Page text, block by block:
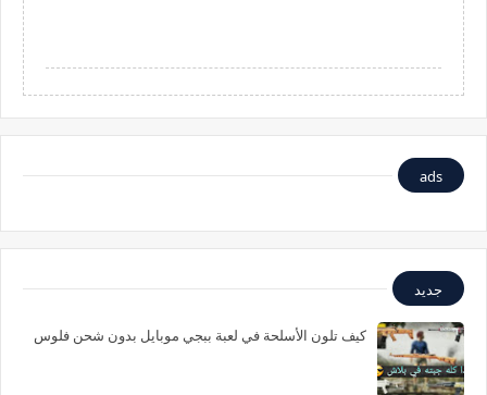
ads
جديد
كيف تلون الأسلحة في لعبة ببجي موبايل بدون شحن فلوس